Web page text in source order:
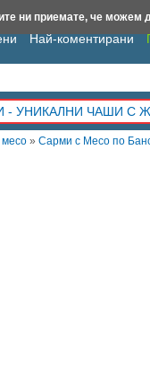
месо » Сарми с Месо по
Най-коментирани
- УНИКАЛНИ ЧАШИ
ни приемате, че можем